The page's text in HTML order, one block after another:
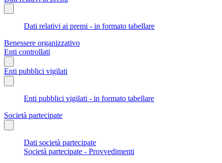
Dati relativi ai premi - in formato tabellare
Benessere organizzativo
Enti controllati
Enti pubblici vigilati
Enti pubblici vigilati - in formato tabellare
Società partecipate
Dati società partecipate
Società partecipate - Provvedimenti